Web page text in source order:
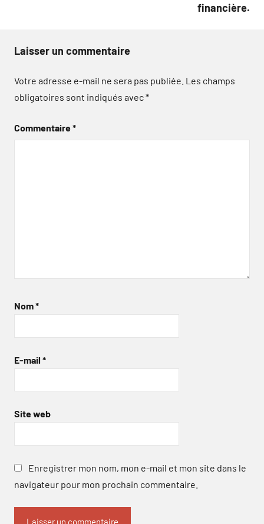
financière.
Laisser un commentaire
Votre adresse e-mail ne sera pas publiée. Les champs
obligatoires sont indiqués avec*
Commentaire*
Nom*
E-mail *
Site web
Enregistrer mon nom, mon e-mail et mon site dans le
navigateur pour mon prochain commentaire.